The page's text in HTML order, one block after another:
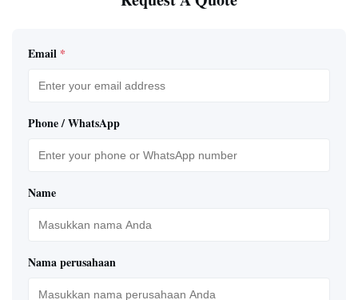
Email *
Phone / WhatsApp
Name
Nama perusahaan